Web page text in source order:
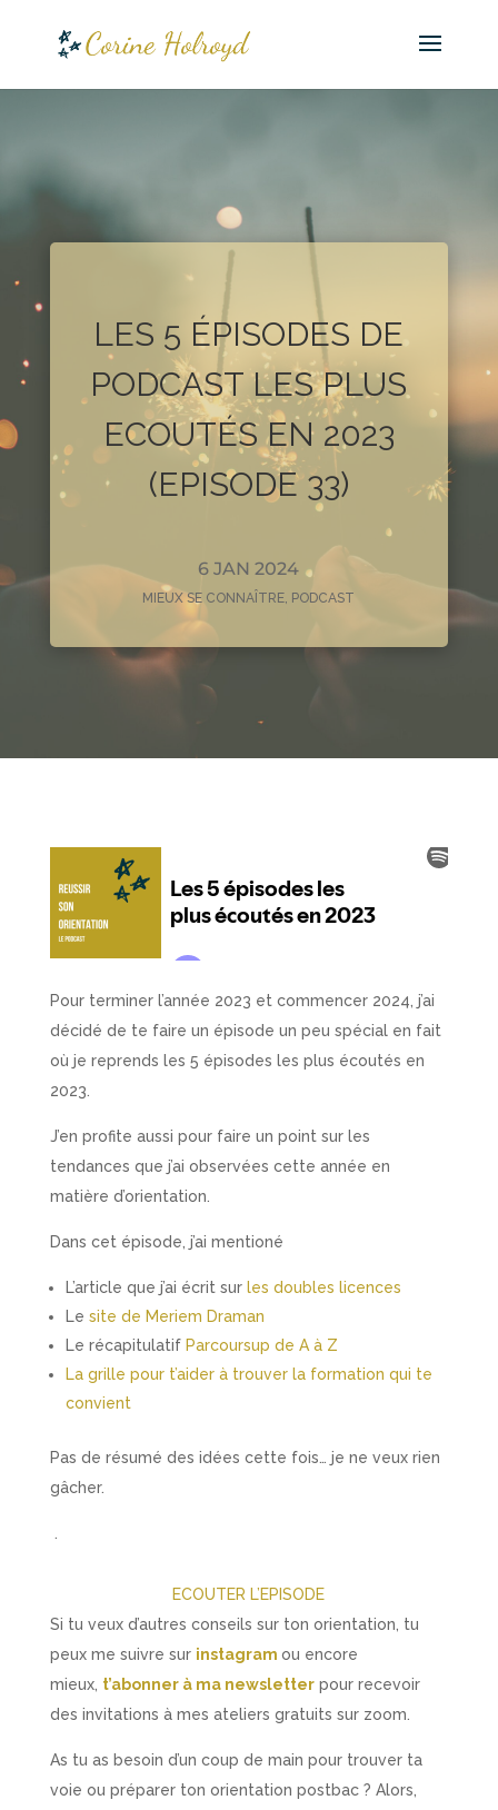
LES 5 ÉPISODES DE
PODCAST LES PLUS
ECOUTÉS EN 2023
(EPISODE 33)
6 JAN 2024
MIEUX SE CONNAÎTRE, PODCAST
Pour terminer l’année 2023 et commencer 2024, j’ai
décidé de te faire un épisode un peu spécial en fait
où je reprends les 5 épisodes les plus écoutés en
2023.
J’en profite aussi pour faire un point sur les
tendances que j’ai observées cette année en
matière d’orientation.
Dans cet épisode, j’ai mentioné
L’article que j’ai écrit sur les doubles licences
Le site de Meriem Draman
Le récapitulatif Parcoursup de A à Z
La grille pour t’aider à trouver la formation qui te
convient
Pas de résumé des idées cette fois… je ne veux rien
gâcher.
ECOUTER L’EPISODE
Si tu veux d’autres conseils sur ton orientation, tu
peux me suivre sur instagram ou encore
mieux, t’abonner à ma newsletterpour recevoir
des invitations à mes ateliers gratuits sur zoom.
As tu as besoin d’un coup de main pour trouver ta
voie ou préparer ton orientation postbac ? Alors,